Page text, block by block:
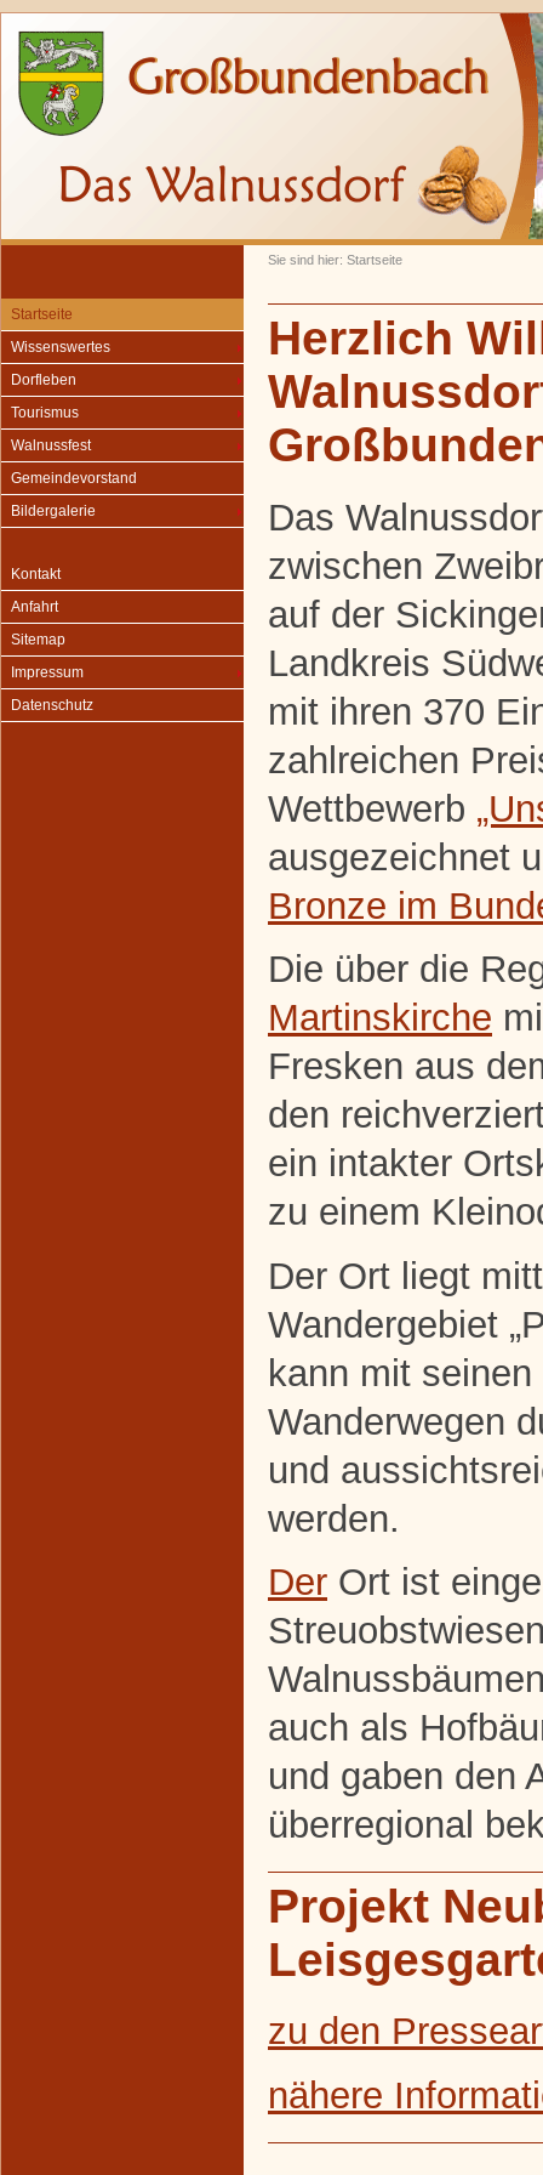
Sie sind hier: Startseite
Startseite
Wissenswertes
Dorfleben
Tourismus
Walnussfest
Gemeindevorstand
Bildergalerie
Kontakt
Anfahrt
Sitemap
Impressum
Datenschutz
Herzlich
Das
zwischen
auf der
Landkreis
mit ihren 370
zahlreichen
Wettbewerb
ausgezeichnet
Bronze im
Die über die
Martinskirche
Fresken aus
den
ein intakter
zu einem
Der Ort liegt
Wandergebiet
kann mit
Wanderwegen
und
werden.
Der Ort ist
auch als
und gaben den
überregional
Projekt
zu den
nähere